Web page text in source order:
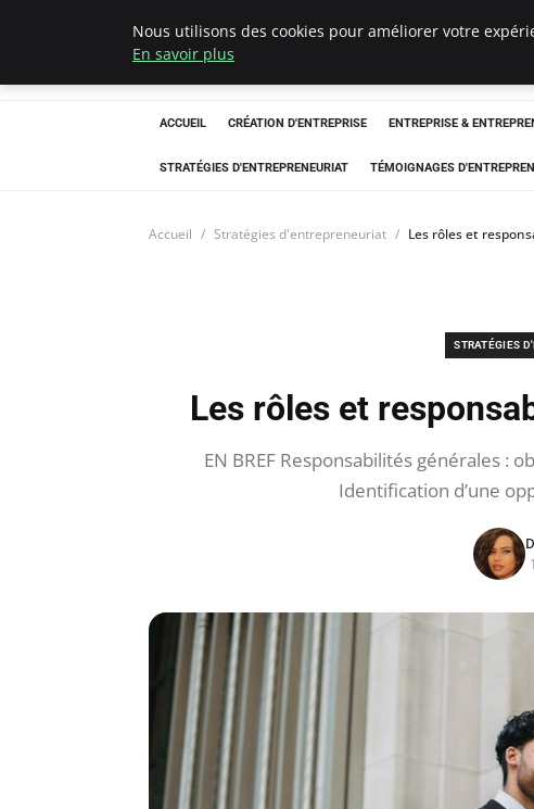
LECFCM
ACCUEIL CRÉATION D'ENTREPRISE ENTREPRISE &
STRATÉGIES D'ENTREPRENEURIAT TÉMOIGNAGES
Accueil Stratégies d'entrepreneuriat Les rôles et
STRATÉGIES
Les rôles et
EN BREF Responsabilités générales :
Identification d’une
Nous utilisons des cookies pour améliorer votre
En savoir plus